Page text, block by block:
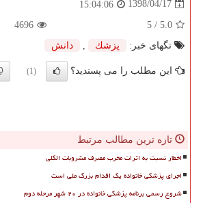
1398/04/17
15:04:06
5.0
/ 5
4696
تگهای خبر:
پزشك دانش
این مطلب را می پسندید؟ (1)
تازه ترین مطالب مرتبط
اخطار نسبت به اثرات مخرب مصرف مشروبات الکلی
اجرای پزشکی خانواده یک اقدام بزرگ ملی است
شروع رسمی برنامه پزشکی خانواده در ۲۰ شهر مرحله دوم